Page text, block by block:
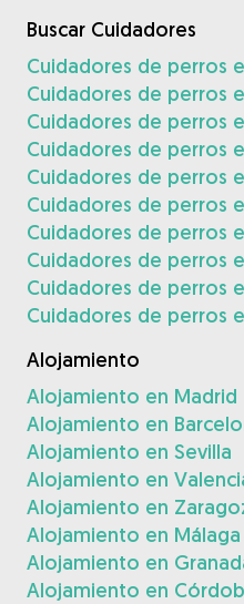
Buscar Cuidadores
Cuidadores de perros
Cuidadores de perros
Cuidadores de perros
Cuidadores de perros
Cuidadores de perros
Cuidadores de perros
Cuidadores de perros
Cuidadores de perros
Cuidadores de perros
Cuidadores de perros
Alojamiento
Alojamiento en Madrid
Alojamiento en
Alojamiento en Sevilla
Alojamiento en
Alojamiento en
Alojamiento en Málaga
Alojamiento en
Alojamiento en